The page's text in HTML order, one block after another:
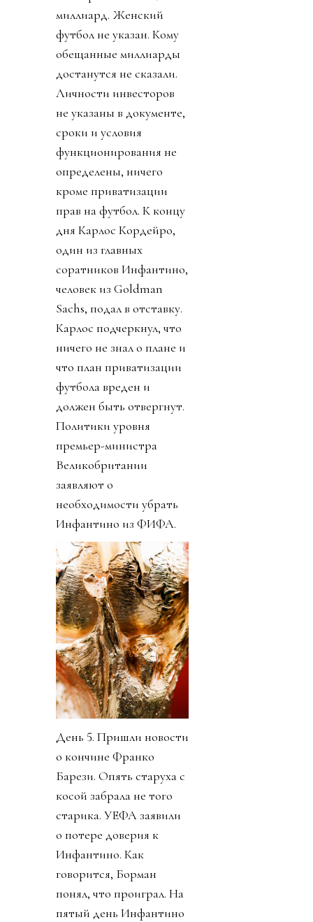
миллиард. Женский
футбол не указан. Кому
обещанные миллиарды
достанутся не сказали.
Личности инвесторов
не указаны в документе,
сроки и условия
функционирования не
определены, ничего
кроме приватизации
прав на футбол. К концу
дня Карлос Кордейро,
один из главных
соратников Инфантино,
человек из Goldman
Sachs, подал в отставку.
Карлос подчеркнул, что
ничего не знал о плане и
что план приватизации
футбола вреден и
должен быть отвергнут.
Политики уровня
премьер-министра
Великобритании
заявляют о
необходимости убрать
Инфантино из ФИФА.
День 5. Пришли новости
о кончине Франко
Барези. Опять старуха с
косой забрала не того
старика. УЕФА заявили
о потере доверия к
Инфантино. Как
говорится, Борман
понял, что проиграл. На
пятый день Инфантино